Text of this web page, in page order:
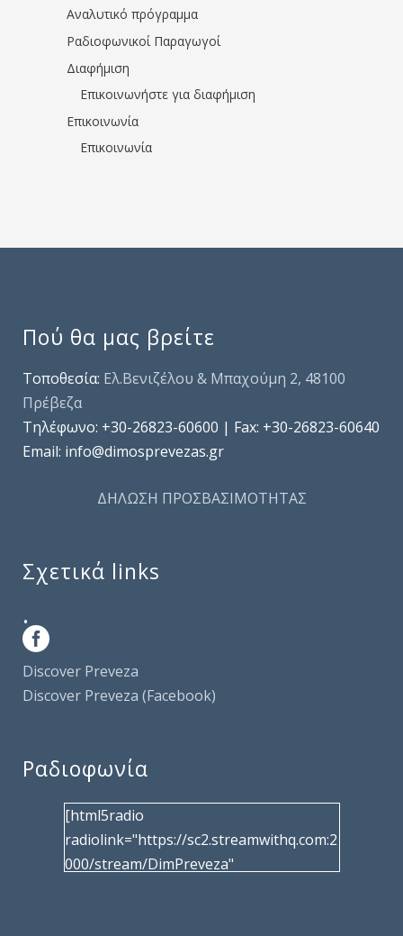
Αναλυτικό πρόγραμμα
Ραδιοφωνικοί Παραγωγοί
Διαφήμιση
Επικοινωνήστε για διαφήμιση
Επικοινωνία
Επικοινωνία
Πού θα μας βρείτε
Τοποθεσία: Ελ.Βενιζέλου & Μπαχούμη 2, 48100
Πρέβεζα
Τηλέφωνo: +30-26823-60600 | Fax: +30-26823-60640
Email: info@dimosprevezas.gr
ΔΗΛΩΣΗ ΠΡΟΣΒΑΣΙΜΟΤΗΤΑΣ
Σχετικά links
.
Discover Preveza
Discover Preveza (Facebook)
Ραδιοφωνία
[html5radio
radiolink="https://sc2.streamwithq.com:2
000/stream/DimPreveza"